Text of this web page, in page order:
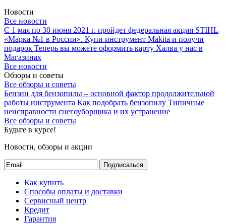
Новости
Все новости
С 1 мая по 30 июня 2021 г. пройдет федеральная акция STIHL
«Марка №1 в России». Купи инструмент Makita и получи
подарок Теперь вы можете оформить карту Халва у нас в
Магазинах
Все новости
Обзоры и советы
Все обзоры и советы
Бензин для бензопилы – основной фактор продолжительной
работы инструмента Как подобрать бензопилу Типичные
неисправности снегоуборщика и их устранение
Все обзоры и советы
Будьте в курсе!
Новости, обзоры и акции
Подписаться
Как купить
Способы оплаты и доставки
Сервисный центр
Кредит
Гарантия